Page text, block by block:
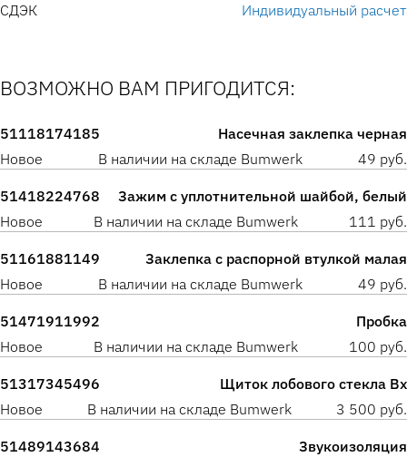
СДЭК
Индивидуальный расчет
ВОЗМОЖНО ВАМ ПРИГОДИТСЯ:
51118174185
Насечная заклепка черная
Новое
В наличии на складе Bumwerk 49 руб.
51418224768
Зажим с уплотнительной шайбой, белый
Новое
В наличии на складе Bumwerk 111 руб.
51161881149
Заклепка с распорной втулкой малая
Новое
В наличии на складе Bumwerk 49 руб.
51471911992
Пробка
Новое
В наличии на складе Bumwerk 100 руб.
51317345496
Щиток лобового стекла Вх
Новое
В наличии на складе Bumwerk 3 500 руб.
51489143684
Звукоизоляция